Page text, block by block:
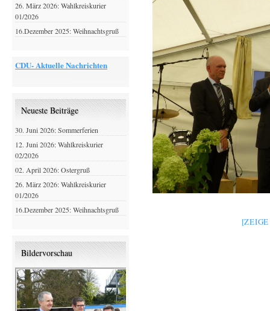
26. März 2026: Wahlkreiskurier
01/2026
16.Dezember 2025: Weihnachtsgruß
CDU- Aktuelle Nachrichten
Neueste Beiträge
30. Juni 2026: Sommerferien
12. Juni 2026: Wahlkreiskurier
02/2026
02. April 2026: Ostergruß
26. März 2026: Wahlkreiskurier
01/2026
16.Dezember 2025: Weihnachtsgruß
Bildervorschau